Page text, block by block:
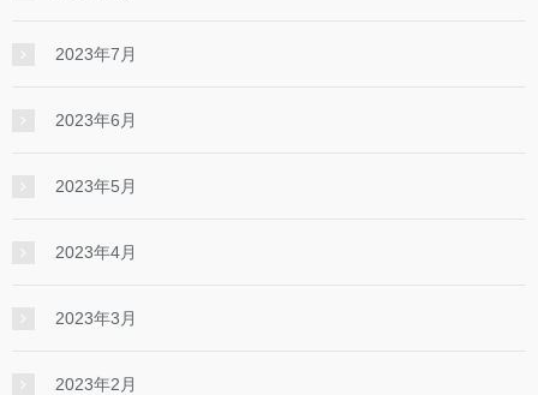
2023年7月
2023年6月
2023年5月
2023年4月
2023年3月
2023年2月